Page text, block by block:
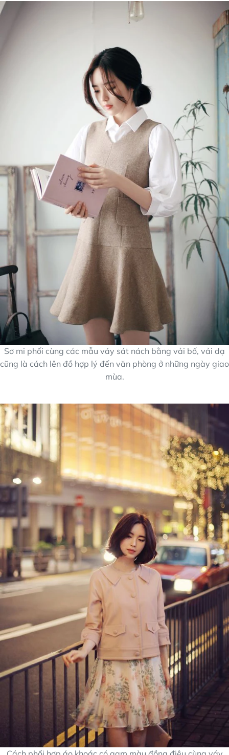
Sơ mi phối cùng các mẫu váy sát nách bằng vải bố, vải dạ
cũng là cách lên đồ hợp lý đến văn phòng ở những ngày giao
mùa.